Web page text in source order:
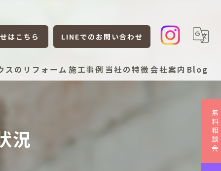
はこちら LINEでのお問い合わせ
スのリフォーム 施工事例 当社の特徴
リフォーム
会社案内 Blog
況
無料相談会